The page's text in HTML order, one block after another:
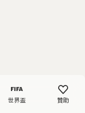
世界盃 贊助